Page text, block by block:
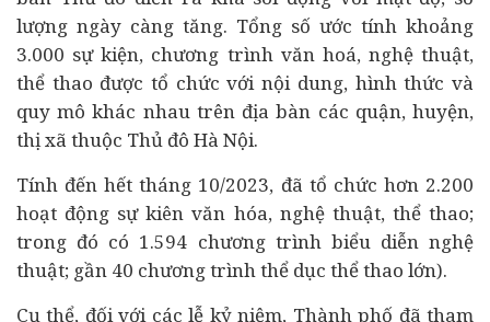
lượng ngày càng tăng. Tổng số ước tính khoảng
3.000 sự kiện, chương trình văn hoá, nghệ thuật,
thể thao được tổ chức với nội dung, hình thức và
quy mô khác nhau trên địa bàn các quận, huyện,
thị xã thuộc Thủ đô Hà Nội.
Tính đến hết tháng 10/2023, đã tổ chức hơn 2.200
hoạt động sự kiên văn hóa, nghệ thuật, thể thao;
trong đó có 1.594 chương trình biểu diễn nghệ
thuật; gần 40 chương trình thể dục thể thao lớn).
Cụ thể, đối với các lễ kỷ niệm, Thành phố đã tham